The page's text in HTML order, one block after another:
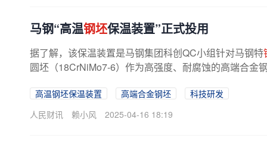
马钢“高温钢坯保温装置”正式投用
据了解，该保温装置是马钢集团科创QC小组针对马钢特
圆坯（18CrNiMo7-6）作为高强度、耐腐蚀的高端合金
高温钢坯保温装置 高端合金钢坯
科技研发
人民财讯
赖小风 2025-04-16 18:19